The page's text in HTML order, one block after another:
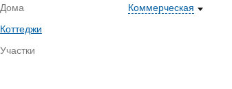
Дома
Коттеджи
Участки
Коммерческая